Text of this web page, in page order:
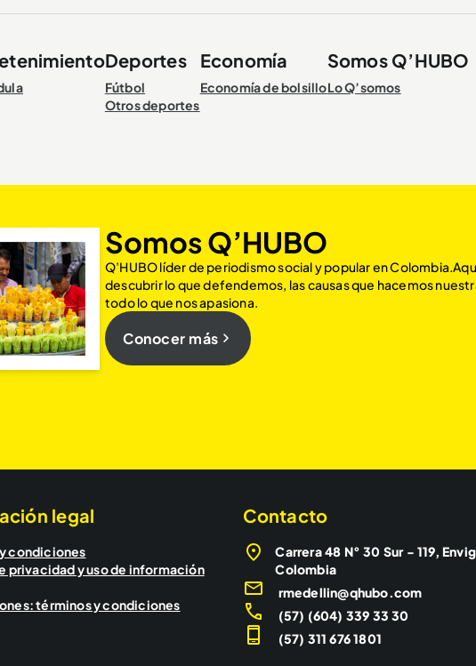
Deportes
Fútbol
Otros deportes
Economía
Economía de bolsillo
Somos Q’HUBO
Lo Q’somos
Somos Q’HUBO
Q’HUBO líder de periodismo social y popular en
descubrir lo que defendemos, las causas que hacemos
todo lo que nos apasiona.
Conocer más
legal
condiciones
privacidad y uso de información
términos y condiciones
Contacto
Carrera 48 N° 30 Sur - 119,
Colombia
rmedellin@qhubo.com
(57) (604) 339 33 30
(57) 311 676 1801